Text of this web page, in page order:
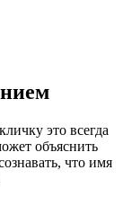
это всегда
объяснить
что имя